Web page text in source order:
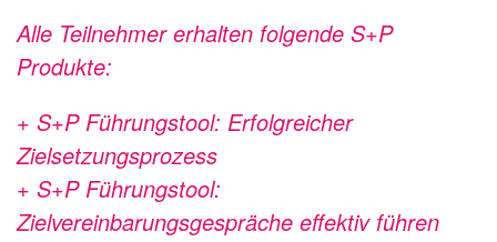
Alle Teilnehmer erhalten folgende S+P
Produkte:
+ S+P Führungstool: Erfolgreicher
Zielsetzungsprozess
+ S+P Führungstool:
Zielvereinbarungsgespräche effektiv führen